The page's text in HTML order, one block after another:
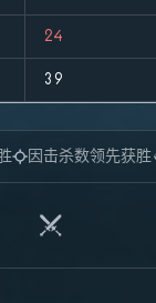
24
39
因击杀数领先获胜